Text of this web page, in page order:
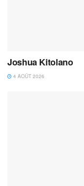
Joshua Kitolano
4 AOÛT 2026